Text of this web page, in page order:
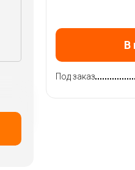
В
Под заказ